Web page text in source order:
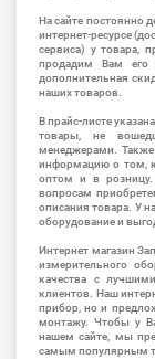
На сайте постоянно
интернет-ресурсе
сервиса) у товара,
продадим Вам его
дополнительная
наших товаров.
В прайс-листе
товары, не
менеджерами.
информацию о том,
оптом и в розницу.
вопросам
описания товара. У
оборудование и
Интернет магазин
измерительного
качества с
клиентов. Наш
прибор, но и
монтажу. Чтобы у
нашем сайте, мы
самым популярным